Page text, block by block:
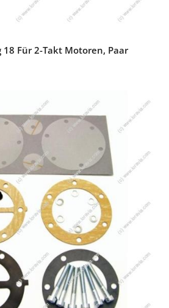
Für 2-Takt Motoren, Paar